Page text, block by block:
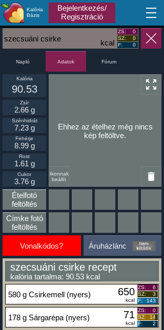
Kalória
Bázis
Bejelentkezés/
Regisztráció
MA
kcal
szecsuáni csirke
ZS:
0
SZ:
0
F:
0
Napló Adatok Fórum
Ehhez az ételhez még nincs
kép feltöltve.
Ikonnak
beállít
Kalória
90.53
Zsír
2.66 g
Szénhidrát
7.23 g
Fehérje
8.99 g
Rost
1.61 g
Cukor
3.76 g
Ételfotó
feltöltés
Címke fotó
feltöltés
Vonalkódos? Áruházlánc
szecsuáni csirke recept
kalória tartalma: 90.53 kcal
580 g Csirkemell (nyers) 650
kcal
ZS:
6
SZ:
3
F:
143
178 g Sárgarépa (nyers) 71
kcal
ZS:
0
SZ:
14
F:
2